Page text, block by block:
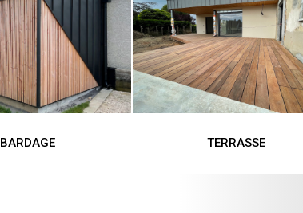
BARDAGE TERRASSE